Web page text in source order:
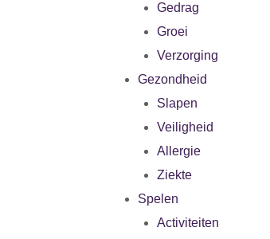
Gedrag
Groei
Verzorging
Gezondheid
Slapen
Veiligheid
Allergie
Ziekte
Spelen
Activiteiten